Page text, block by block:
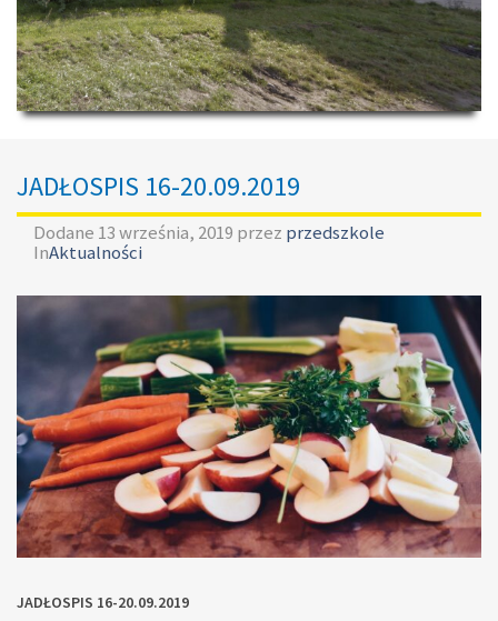
JADŁOSPIS 16-20.09.2019
Dodane 13 września, 2019 przez przedszkole
InAktualności
JADŁOSPIS 16-20.09.2019